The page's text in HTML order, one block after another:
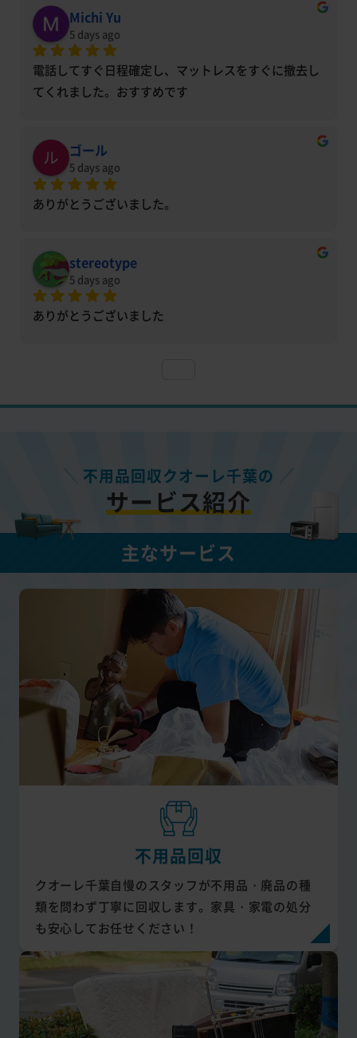
Michi Yu
5 days ago
電話してすぐ日程確定し、マットレスをすぐに撤去し
てくれました。おすすめです
ゴール
5 days ago
ありがとうございました。
stereotype
5 days ago
ありがとうございました
不用品回収クオーレ千葉の
サービス紹介
主なサービス
不用品回収
クオーレ千葉自慢のスタッフが不用品・廃品の種
類を問わず丁寧に回収します。家具・家電の処分
も安心してお任せください！